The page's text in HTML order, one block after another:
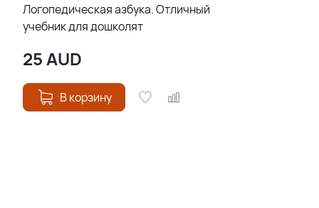
Логопедическая азбука. Отличный
учебник для дошколят
25AUD
В корзину